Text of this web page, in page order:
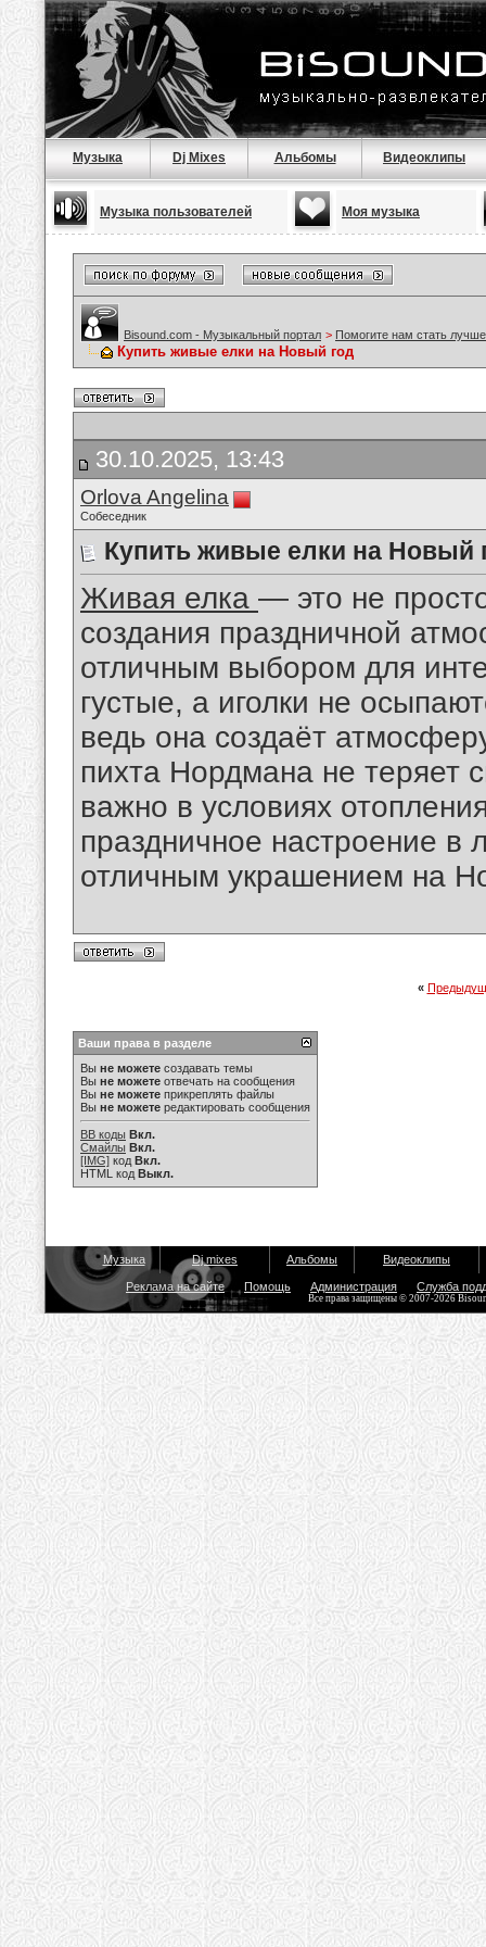
Музыка Dj Mixes Альбомы Видеоклипы
Музыка пользователей Моя музыка
Bisound.com - Музыкальный портал > Помогите нам стать
Купить живые елки на Новый год
30.10.2025, 13:43
Orlova Angelina
Собеседник
Купить живые елки на Новый
Живая елка — это не
создания праздничной
отличным выбором для
густые, а иголки не
ведь она создаёт
пихта Нордмана не теряет
важно в условиях
праздничное настроение
отличным украшением на
«
Ваши права в разделе
Вы не можете создавать темы
Вы не можете отвечать на сообщения
Вы не можете прикреплять файлы
Вы не можете редактировать сообщения
BB коды Вкл.
Смайлы Вкл.
[IMG] код Вкл.
HTML код Выкл.
Музыка Dj mixes Альбомы Видеоклипы
Реклама на сайте Помощь Администрация Служба
Все права защищены © 2007-2026